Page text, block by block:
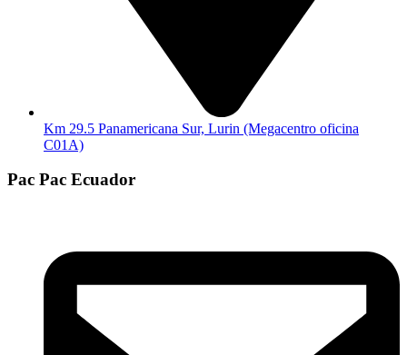
Km 29.5 Panamericana Sur, Lurin (Megacentro oficina
C01A)
Pac Pac Ecuador